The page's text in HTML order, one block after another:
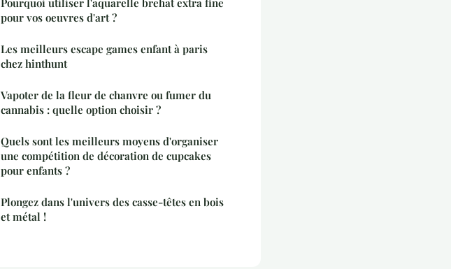
pour vos oeuvres d'art ?
Les meilleurs escape games enfant à paris
chez hinthunt
Vapoter de la fleur de chanvre ou fumer du
cannabis : quelle option choisir ?
Quels sont les meilleurs moyens d'organiser
une compétition de décoration de cupcakes
pour enfants ?
Plongez dans l'univers des casse-têtes en bois
et métal !